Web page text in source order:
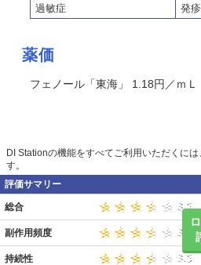
過敏症
発
薬価
フェノール「東海」 1.18円／ｍＬ
DI Stationの機能をすべてご利用いただくには
す。
評価サマリー
総合
副作用頻度
持続性